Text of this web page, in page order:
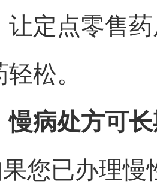
让定点零售
松。
慢病处方可
果您已办理